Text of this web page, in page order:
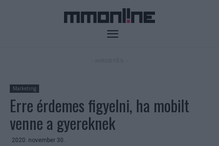
Marketing
Erre érdemes figyelni, ha mobilt
venne a gyereknek
2020. november 30.